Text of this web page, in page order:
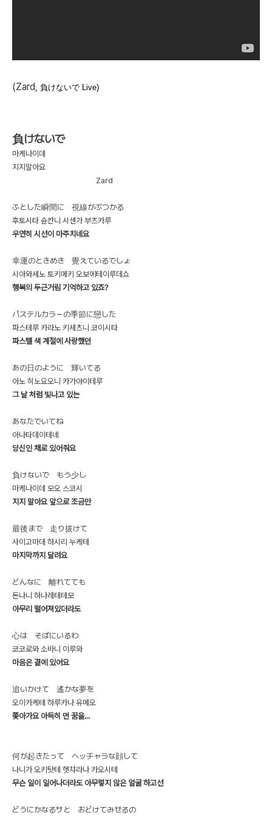
(Zard, 負けないで Live)
負けないで
마케나이데
지지말아요
Zard
ふとした瞬間に 視線がぶつかる
후토시타 슌칸니 시센가 부츠카루
우연히 시선이 마주치네요
幸運のときめき 覺えているでしょ
시아와세노 토키메키 오보에테이루데쇼
행복의 두근거림 기억하고 있죠?
パステルカラ－の季節に戀した
파스테루 카라노 키세츠니 코이시타
파스텔 색 계절에 사랑했던
あの日のように 輝いてる
아노 히노요오니 카가야이테루
그 날 처럼 빛나고 있는
あなたでいてね
아나타데이테네
당신인 채로 있어줘요
負けないで もう少し
마케나이데 모오 스코시
지지 말아요 앞으로 조금만
最後まで 走り拔けて
사이고마데 하시리 누케테
마지막까지 달려요
どんなに 離れてても
돈나니 하나레테테모
아무리 떨어져있더라도
心は そばにいるわ
코코로와 소바니 이루와
마음은 곁에 있어요
追いかけて 遙かな夢を
오이카케테 하루카나 유메오
쫓아가요 아득히 먼 꿈을...
何が起きたって ヘッチャラな顔して
나니가 오키탓테 헷챠라나 카오시테
무슨 일이 일어나더라도 아무렇지 않은 얼굴 하고선
どうにかなるサと おどけてみせるの